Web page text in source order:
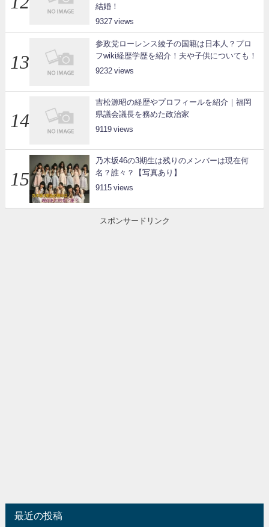
結婚！
9327
参政党ローレンス綾子の国籍は日本人？プロ
フwiki経歴学歴を紹介！夫や子供についても！
9232
吉松源昭の経歴やプロフィールを紹介｜福岡
県議会議長を務めた政治家
9119
乃木坂46の3期生は残りのメンバーは現在何
名？誰々？【写真あり】
9115
スポンサードリンク
最近の投稿